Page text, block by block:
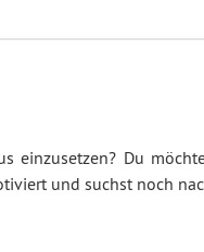
einzusetzen? Du
und suchst noch